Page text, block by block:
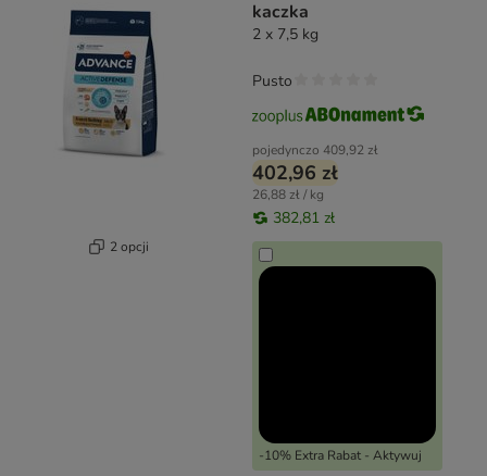
2 opcji
kaczka
2 x 7,5 kg
pojedynczo 409,92 zł
402,96 zł
26,88 zł / kg
382,81 zł
-10% Extra Rabat - Aktywuj
Pusto